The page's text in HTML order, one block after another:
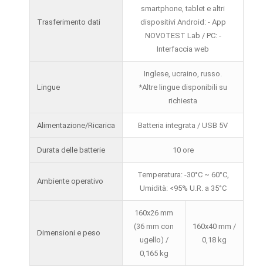
Trasferimento dati
smartphone, tablet e altri
dispositivi Android: - App
NOVOTEST Lab / PC: -
Interfaccia web
Lingue
Inglese, ucraino, russo.
*Altre lingue disponibili su
richiesta
Alimentazione/Ricarica Batteria integrata / USB 5V
Durata delle batterie 10 ore
Ambiente operativo
Temperatura: -30°C ~ 60°C,
Umidità: <95% U.R. a 35°C
Dimensioni e peso
160x26 mm
(36 mm con
ugello) /
0,165 kg
160x40 mm /
0,18 kg